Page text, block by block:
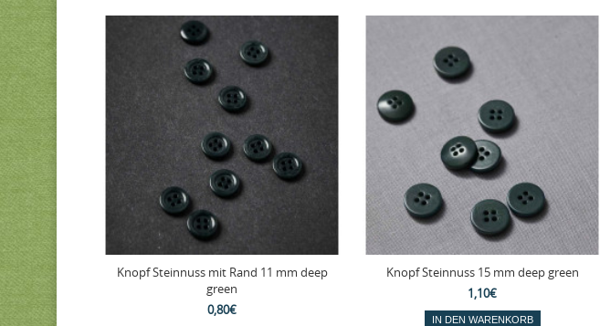
Knopf Steinnuss mit Rand 11 mm deep
green
0,80€
Knopf Steinnuss 15 mm deep green
1,10€
IN DEN WARENKORB